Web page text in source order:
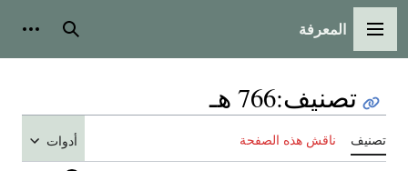
القائمة الرئيسية
المعرفة بحث
تصنيف:766 هـ
تصنيف ناقش هذه الصفحة أدوات